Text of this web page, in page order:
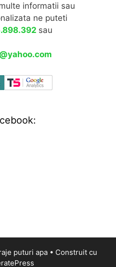
informatii sau
ne puteti
sau
puturi apa• Construit cu